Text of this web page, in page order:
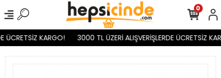
ÜCRETSİZ KARGO! 3000 TL ÜZERİ ALIŞVERİŞLERDE ÜCRETSİZ
0